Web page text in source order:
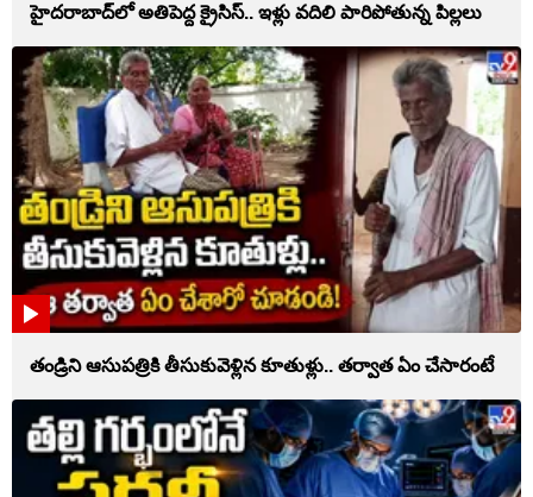
హైదరాబాద్‌లో అతిపెద్ద క్రైసిస్.. ఇళ్లు వదిలి పారిపోతున్న పిల్లలు
తండ్రిని ఆసుపత్రికి తీసుకువెళ్లిన కూతుళ్లు.. తర్వాత ఏం చేసారంటే